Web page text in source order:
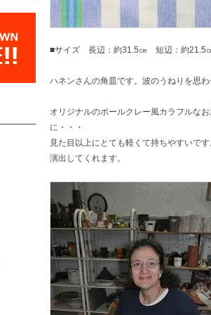
■サイズ 長辺：約31.5㎝ 短辺：約21.5
ハネンさんの角皿です。波のうねりを思わ
オリジナルのポールクレー風カラフルな
に・・・
見た目以上にとても軽くて持ちやすいで
演出してくれます。